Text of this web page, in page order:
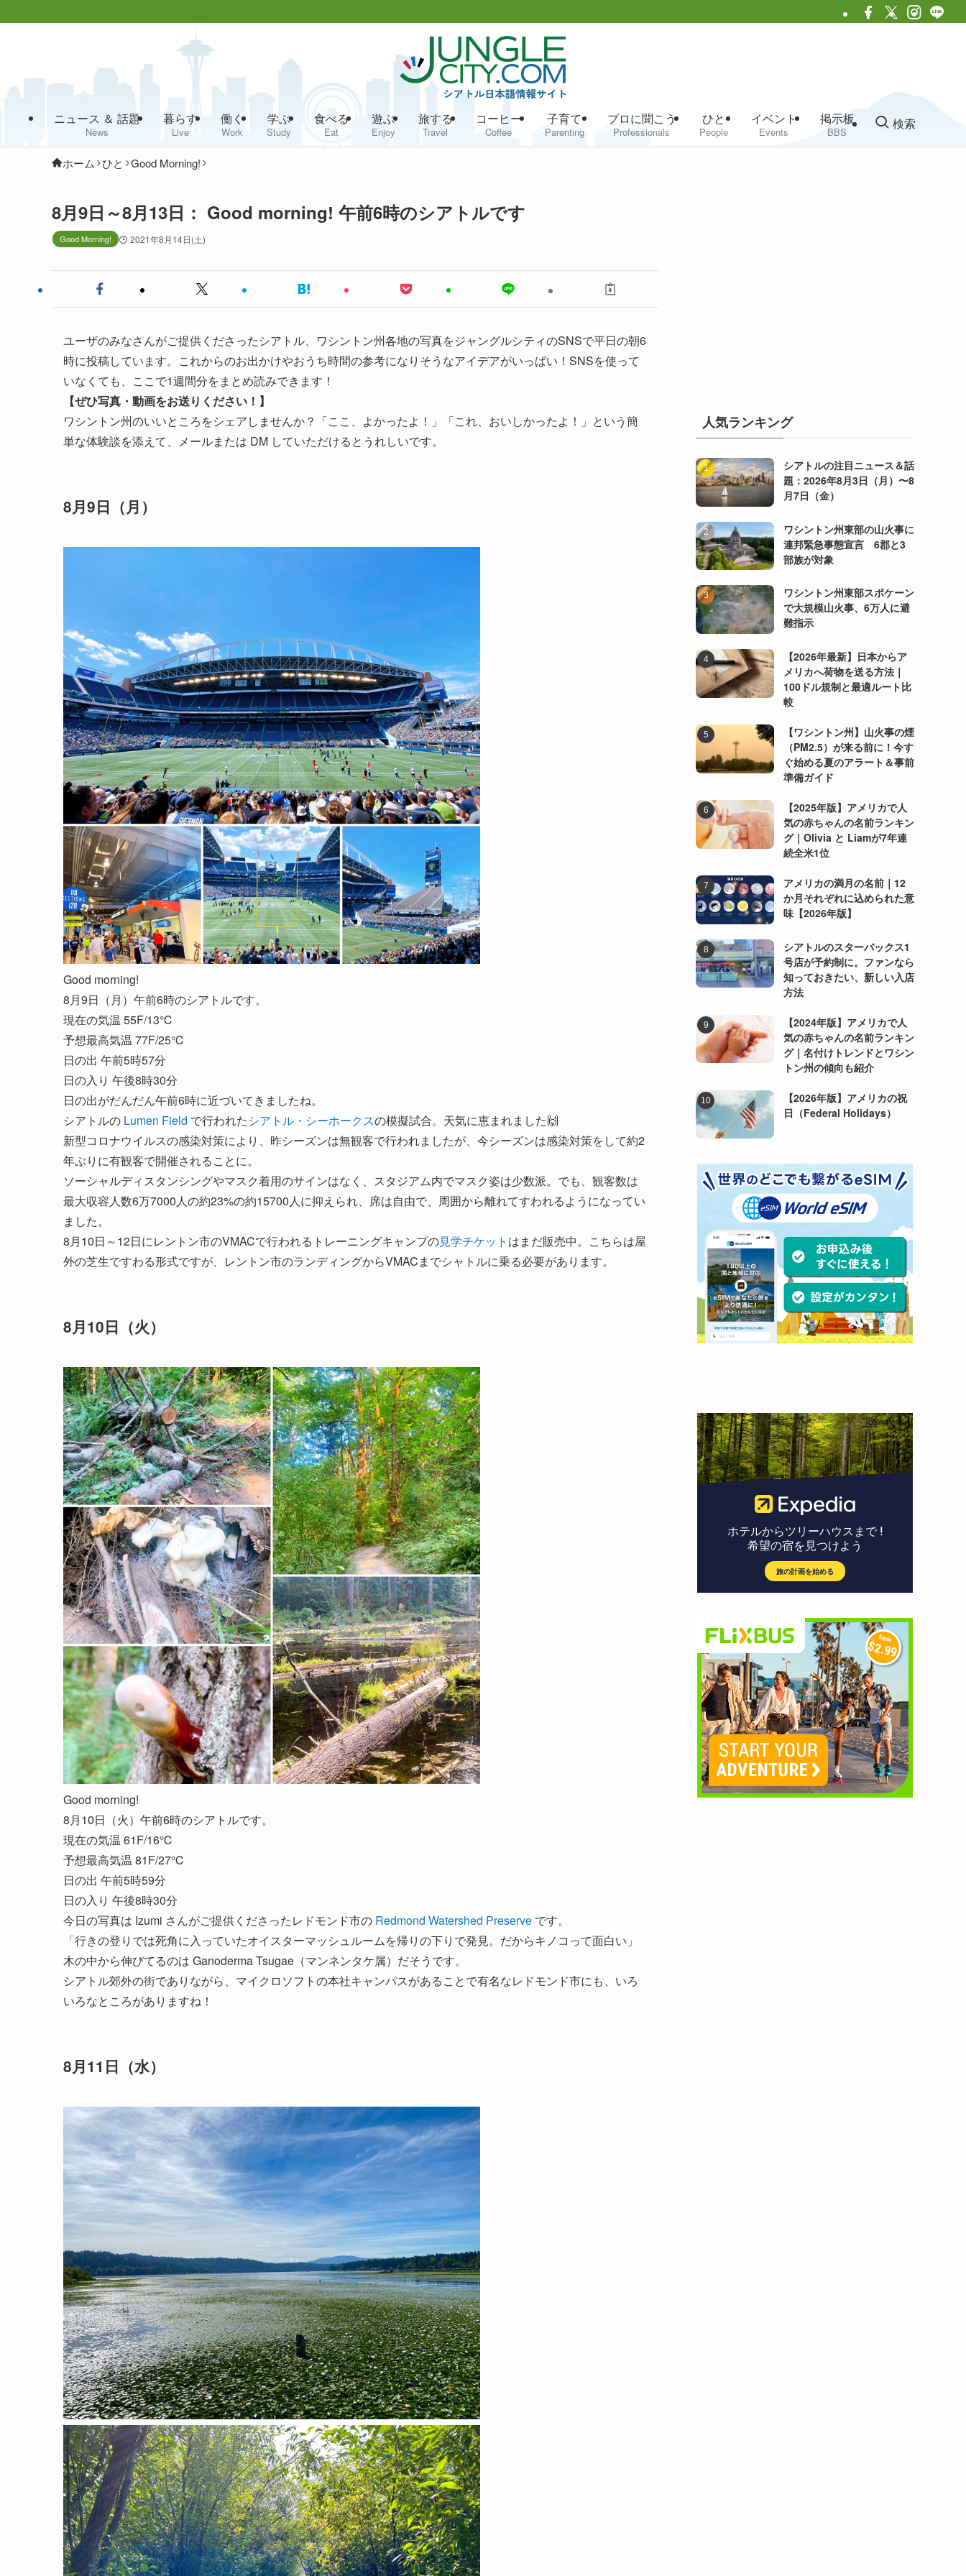
ニュース ＆ 話題
News
暮らす
Live
働く
Work
学ぶ
Study
食べる
Eat
遊ぶ
Enjoy
旅する
Travel
コーヒー
Coffee
子育て
Parenting
プロに聞こう
Professionals
ひと
People
イベント
Events
掲示板
BBS
検索
ホーム ひと Good Morning!
8月9日～8月13日： Good morning! 午前6時のシアトルです
Good Morning! 2021年8月14日(土)
ユーザのみなさんがご提供くださったシアトル、ワシントン州各地の写真をジャングルシティのSNSで平日の朝6
時に投稿しています。これからのお出かけやおうち時間の参考になりそうなアイデアがいっぱい！SNSを使って
いなくても、ここで1週間分をまとめ読みできます！
【ぜひ写真・動画をお送りください！】
ワシントン州のいいところをシェアしませんか？「ここ、よかったよ！」「これ、おいしかったよ！」という簡
単な体験談を添えて、メールまたは DM していただけるとうれしいです。
8月9日（月）
Good morning!
8月9日（月）午前6時のシアトルです。
現在の気温 55F/13℃
予想最高気温 77F/25℃
日の出 午前5時57分
日の入り 午後8時30分
日の出がだんだん午前6時に近づいてきましたね。
シアトルの Lumen Field で行われたシアトル・シーホークスの模擬試合。天気に恵まれました🙌
新型コロナウイルスの感染対策により、昨シーズンは無観客で行われましたが、今シーズンは感染対策をして約2
年ぶりに有観客で開催されることに。
ソーシャルディスタンシングやマスク着用のサインはなく、スタジアム内でマスク姿は少数派。でも、観客数は
最大収容人数6万7000人の約23%の約15700人に抑えられ、席は自由で、周囲から離れてすわれるようになってい
ました。
8月10日～12日にレントン市のVMACで行われるトレーニングキャンプの見学チケット はまだ販売中。こちらは屋
外の芝生ですわる形式ですが、レントン市のランディングからVMACまでシャトルに乗る必要があります。
8月10日（火）
Good morning!
8月10日（火）午前6時のシアトルです。
現在の気温 61F/16℃
予想最高気温 81F/27℃
日の出 午前5時59分
日の入り 午後8時30分
今日の写真は Izumi さんがご提供くださったレドモンド市の Redmond Watershed Preserve です。
「行きの登りでは死角に入っていたオイスターマッシュルームを帰りの下りで発見。だからキノコって面白い」
木の中から伸びてるのは Ganoderma Tsugae（マンネンタケ属）だそうです。
シアトル郊外の街でありながら、マイクロソフトの本社キャンパスがあることで有名なレドモンド市にも、いろ
いろなところがありますね！
8月11日（水）
人気ランキング
シアトルの注目ニュース＆話
題：2026年8月3日（月）〜8
月7日（金）
ワシントン州東部の山火事に
連邦緊急事態宣言 6郡と3
部族が対象
ワシントン州東部スポケーン
で大規模山火事、6万人に避
難指示
【2026年最新】日本からア
メリカへ荷物を送る方法｜
100ドル規制と最適ルート比
較
【ワシントン州】山火事の煙
（PM2.5）が来る前に！今す
ぐ始める夏のアラート＆事前
準備ガイド
【2025年版】アメリカで人
気の赤ちゃんの名前ランキン
グ｜Olivia と Liamが7年連
続全米1位
アメリカの満月の名前｜12
か月それぞれに込められた意
味【2026年版】
シアトルのスターバックス1
号店が予約制に。ファンなら
知っておきたい、新しい入店
方法
【2024年版】アメリカで人
気の赤ちゃんの名前ランキン
グ｜名付けトレンドとワシン
トン州の傾向も紹介
【2026年版】アメリカの祝
日（Federal Holidays）